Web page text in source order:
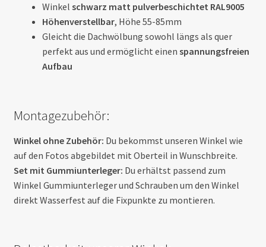
Winkel schwarz matt pulverbeschichtet RAL9005
Höhenverstellbar, Höhe 55-85mm
Gleicht die Dachwölbung sowohl längs als quer
perfekt aus und ermöglicht einen spannungsfreien
Aufbau
Montagezubehör:
Winkel ohne Zubehör: Du bekommst unseren Winkel wie
auf den Fotos abgebildet mit Oberteil in Wunschbreite.
Set mit Gummiunterleger: Du erhältst passend zum
Winkel Gummiunterleger und Schrauben um den Winkel
direkt Wasserfest auf die Fixpunkte zu montieren.